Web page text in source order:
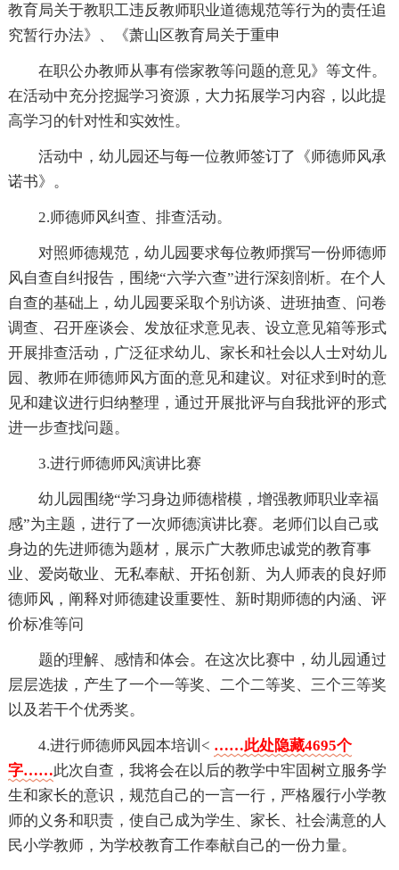
教育局关于教职工违反教师职业道德规范等行为的责任追
究暂行办法》、《萧山区教育局关于重申
在职公办教师从事有偿家教等问题的意见》等文件。
在活动中充分挖掘学习资源，大力拓展学习内容，以此提
高学习的针对性和实效性。
活动中，幼儿园还与每一位教师签订了《师德师风承
诺书》。
2.师德师风纠查、排查活动。
对照师德规范，幼儿园要求每位教师撰写一份师德师
风自查自纠报告，围绕“六学六查”进行深刻剖析。在个人
自查的基础上，幼儿园要采取个别访谈、进班抽查、问卷
调查、召开座谈会、发放征求意见表、设立意见箱等形式
开展排查活动，广泛征求幼儿、家长和社会以人士对幼儿
园、教师在师德师风方面的意见和建议。对征求到时的意
见和建议进行归纳整理，通过开展批评与自我批评的形式
进一步查找问题。
3.进行师德师风演讲比赛
幼儿园围绕“学习身边师德楷模，增强教师职业幸福
感”为主题，进行了一次师德演讲比赛。老师们以自己或
身边的先进师德为题材，展示广大教师忠诚党的教育事
业、爱岗敬业、无私奉献、开拓创新、为人师表的良好师
德师风，阐释对师德建设重要性、新时期师德的内涵、评
价标准等问
题的理解、感情和体会。在这次比赛中，幼儿园通过
层层选拔，产生了一个一等奖、二个二等奖、三个三等奖
以及若干个优秀奖。
4.进行师德师风园本培训< ……此处隐藏4695个
字……此次自查，我将会在以后的教学中牢固树立服务学
生和家长的意识，规范自己的一言一行，严格履行小学教
师的义务和职责，使自己成为学生、家长、社会满意的人
民小学教师，为学校教育工作奉献自己的一份力量。